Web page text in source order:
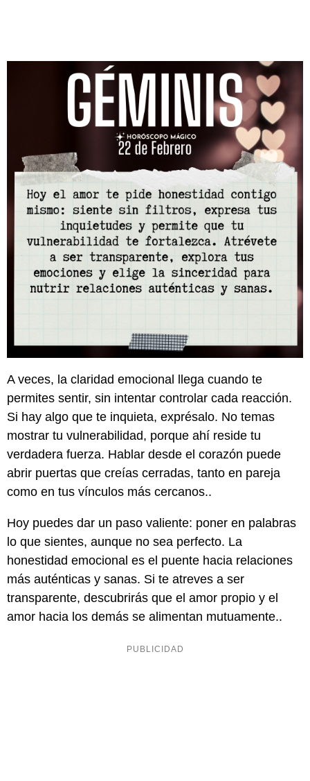
A veces, la claridad emocional llega cuando te
permites sentir, sin intentar controlar cada reacción.
Si hay algo que te inquieta, exprésalo. No temas
mostrar tu vulnerabilidad, porque ahí reside tu
verdadera fuerza. Hablar desde el corazón puede
abrir puertas que creías cerradas, tanto en pareja
como en tus vínculos más cercanos..
Hoy puedes dar un paso valiente: poner en palabras
lo que sientes, aunque no sea perfecto. La
honestidad emocional es el puente hacia relaciones
más auténticas y sanas. Si te atreves a ser
transparente, descubrirás que el amor propio y el
amor hacia los demás se alimentan mutuamente..